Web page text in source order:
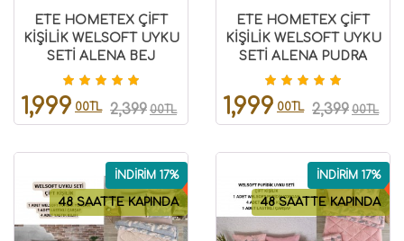
ETE HOMETEX ÇİFT
KİŞİLİK WELSOFT UYKU
SETİ ALENA BEJ
8696474231974
1,999 00TL 2,399 00TL
ETE HOMETEX ÇİFT
KİŞİLİK WELSOFT UYKU
SETİ ALENA PUDRA
8696474231975
1,999 00TL 2,399 00TL
48 SAATTE KAPINDA
İNDİRİM 17%
48 SAATTE KAPINDA
İNDİRİM 17%